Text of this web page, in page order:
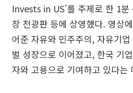
Invests in US’를 주제로 한 1분
장 전광판 등에 상영했다. 영상
어준 자유와 민주주의, 자유기
벌 성장으로 이어졌고, 한국 기
자와 고용으로 기여하고 있다는